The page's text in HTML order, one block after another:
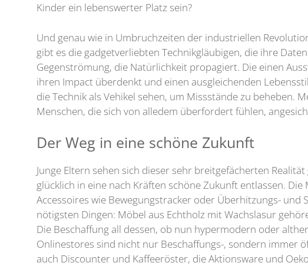
Kinder ein lebenswerter Platz sein?
Und genau wie in Umbruchzeiten der industriellen
gibt es die gadgetverliebten Technikgläubigen, die ihre
Gegenströmung, die Natürlichkeit propagiert. Die einen
ihren Impact überdenkt und einen ausgleichenden
die Technik als Vehikel sehen, um Missstände zu beheben.
Menschen, die sich von alledem überfordert fühlen,
Der Weg in eine schöne Zukunft
Junge Eltern sehen sich dieser sehr breitgefächerten
glücklich in eine nach Kräften schöne Zukunft entlassen.
Accessoires wie Bewegungstracker oder Überhitzungs-
nötigsten Dingen: Möbel aus Echtholz mit Wachslasur
Die Beschaffung all dessen, ob nun hypermodern oder
Onlinestores sind nicht nur Beschaffungs-, sondern immer
auch Discounter und Kaffeeröster, die Aktionsware und